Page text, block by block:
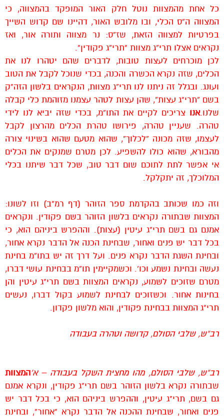
כל אחת מהמצוות נוטל חלק האור המופקד בהמצווה, כי
המצווה ה”ס הכלי, ובו מלובש האור, דהיינו שם קדוש השייך
בפרטיות למצווה הזאת, שז”ס: נר מצווה ותורה אור, ואז
נקראים אצלו תרי”ג מצוות “תרי”ג פקודין”.
לכן מוכרחים לעצות טובות, לדברים שהם יטהרו לנו את
הכלים, שזה נקרא הכשרה והכנה, בכדי שנוכל לקבל את הטוב
ועונג. ובגלל זה ניתנו לנו תרי”ג מצוות, הנקראים בלשון הזה”ק
בשם “תרי”ג עצות”, שהן עצות לטהר עצמנו מזוהמת כלי קבלה
שלנו.אנוצריכים לקיים את התו”מ, בכדי שזה יביא לנו לידי
טהרה. שעניין טהרה, פירושו טהרת הכלים מהרצון לקבל
לעצמו, שזה מכונה “לכלוך”, שהוא מטעם שהוא בשינוי צורה
מהבורא, שהוא כולו להשפיע. לכן מטרם שמנקים את הכלים
אי אפשר לתת לתוכם שום דבר טוב, שכל דבר שיתנו בכלי
המלוכלך, זה יתקלקל.
וזה כמו שכותב בהקדמת ספר הזוהר (דף רמ”ב) וזו לשונו:
המצוות שבתורה נקראים בלשון הזוהר בשם פקודין. ונקראים
אמנם גם בשם תרי”ג עיטין (עצות). וההפרש ביניהם הוא, כי
בכל דבר יש פנים ואחור, שבחינת הכנה אל הדבר נקרא אחור,
ובחינת השגת הדבר נקרא פנים. ועל דרך זה יש בתו”מ בחינת
נעשה ובחינת נשמע וכו’. וכשמקיימין תו”מ בבחינת עושי דברו,
מטרם שזוכים לשמוע, נקראים המצוות בשם תרי”ג עיטין והן
בחינות אחור. וכשזוכים לבחינת לשמוע בקול דברו, נעשים
תרי”ג המצוות בבחינת פקודין, והוא מלשון פקדון.
רב”ש, שלבי הסולם, קדושה וטהרה בעבודה
רב”ש, שלבי הסולם, מהו מחצית השקל בעבודה – א’המצוות
שבתורה נקרא בלשון הזוהר בשם תרי”ג פקודין, ונקרא אמנם
גם בשם, תרי”ג עיטין, וההפרש ביניהם הוא, כי בכל דבר יש
פנים ואחור, שבחינת ההכנה אל הדבר נקרא “אחור”, ובחינת